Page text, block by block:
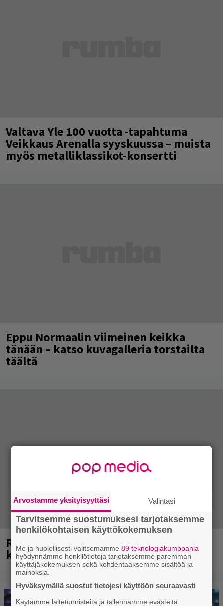
Valtava Yle 100 vuotta -tapahtuma
Veikkaus Arenalla syyskuussa – muista
myös metalliklassikot-konsertti
Eppu Normaalin viimeinen keikka
tänään – katso kuvagalleria torstailta
täältä
Rushin Neil Peartista ilmestyy ensi
kuussa dokumentti
Arvostamme yksityisyyttäsi Valintasi
Tarvitsemme suostumuksesi tarjotaksemme
henkilökohtaisen käyttökokemuksen
Me ja huolellisesti valitsemamme89 teknologiakumppania
hyödynnämme henkilötietoja tarjotaksemme paremman
käyttäjäkokemuksen sekä kohdentaaksemme sisältöä ja
mainoksia.
Hyväksymällä suostut tietojesi käyttöön seuraavasti
Käytämme laitetunnisteita ja tallennamme evästeitä